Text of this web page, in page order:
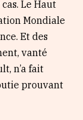
Le Haut
Mondiale
Et des
vanté
n’a fait
prouvant